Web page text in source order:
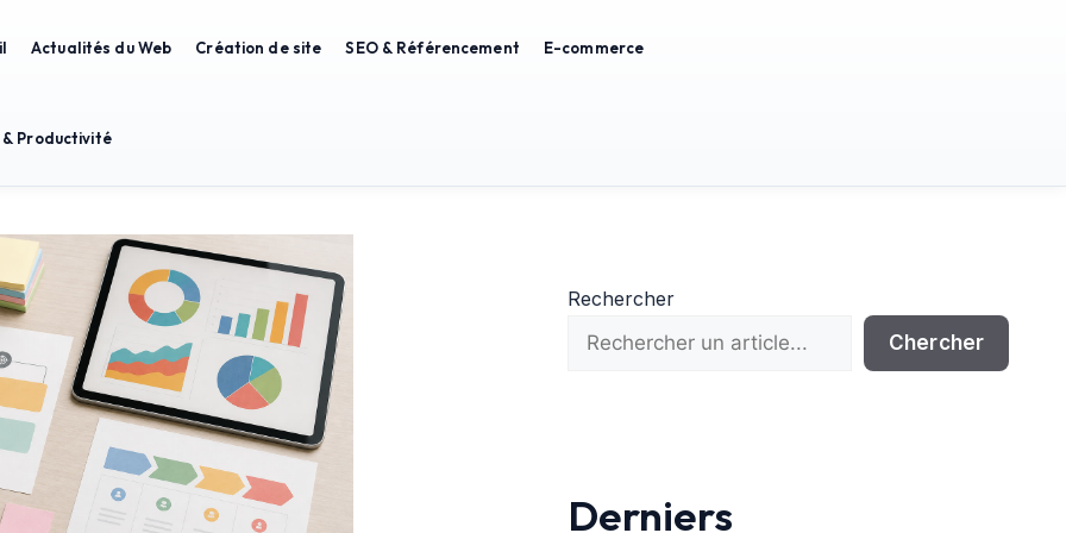
Actualités du Web Création de site SEO & Référencement E-commerce
Productivité
Rechercher
Chercher
Derniers